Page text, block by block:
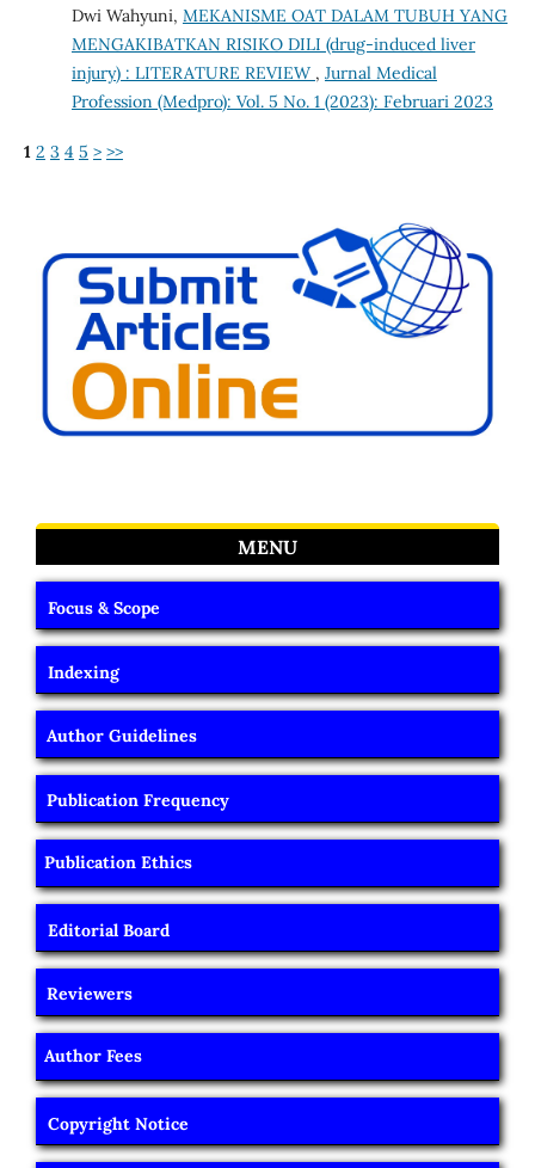
Dwi Wahyuni, MEKANISME OAT DALAM TUBUH YANG
MENGAKIBATKAN RISIKO DILI (drug-induced liver
injury) : LITERATURE REVIEW , Jurnal Medical
Profession (Medpro): Vol. 5 No. 1 (2023): Februari 2023
1 2 3 4 5 > >>
MENU
Focus & Scope
Indexing
Author Guidelines
Publication Frequency
Publication Ethics
Editorial Board
Reviewers
Author Fees
Copyright Notice